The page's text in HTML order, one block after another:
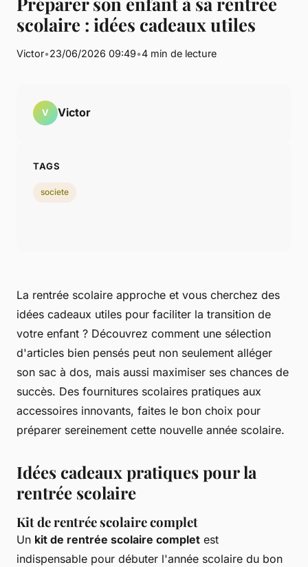
scolaire : idées cadeaux utiles
Victor•23/06/2026 09:49•4 min de lecture
La rentrée scolaire approche et vous cherchez des
idées cadeaux utiles pour faciliter la transition de
votre enfant ? Découvrez comment une sélection
d'articles bien pensés peut non seulement alléger
son sac à dos, mais aussi maximiser ses chances de
succès. Des fournitures scolaires pratiques aux
accessoires innovants, faites le bon choix pour
préparer sereinement cette nouvelle année scolaire.
Idées cadeaux pratiques pour la
rentrée scolaire
Kit de rentrée scolaire complet
Un kit de rentrée scolaire complet est
indispensable pour débuter l'année scolaire du bon
V Victor
TAGS
societe